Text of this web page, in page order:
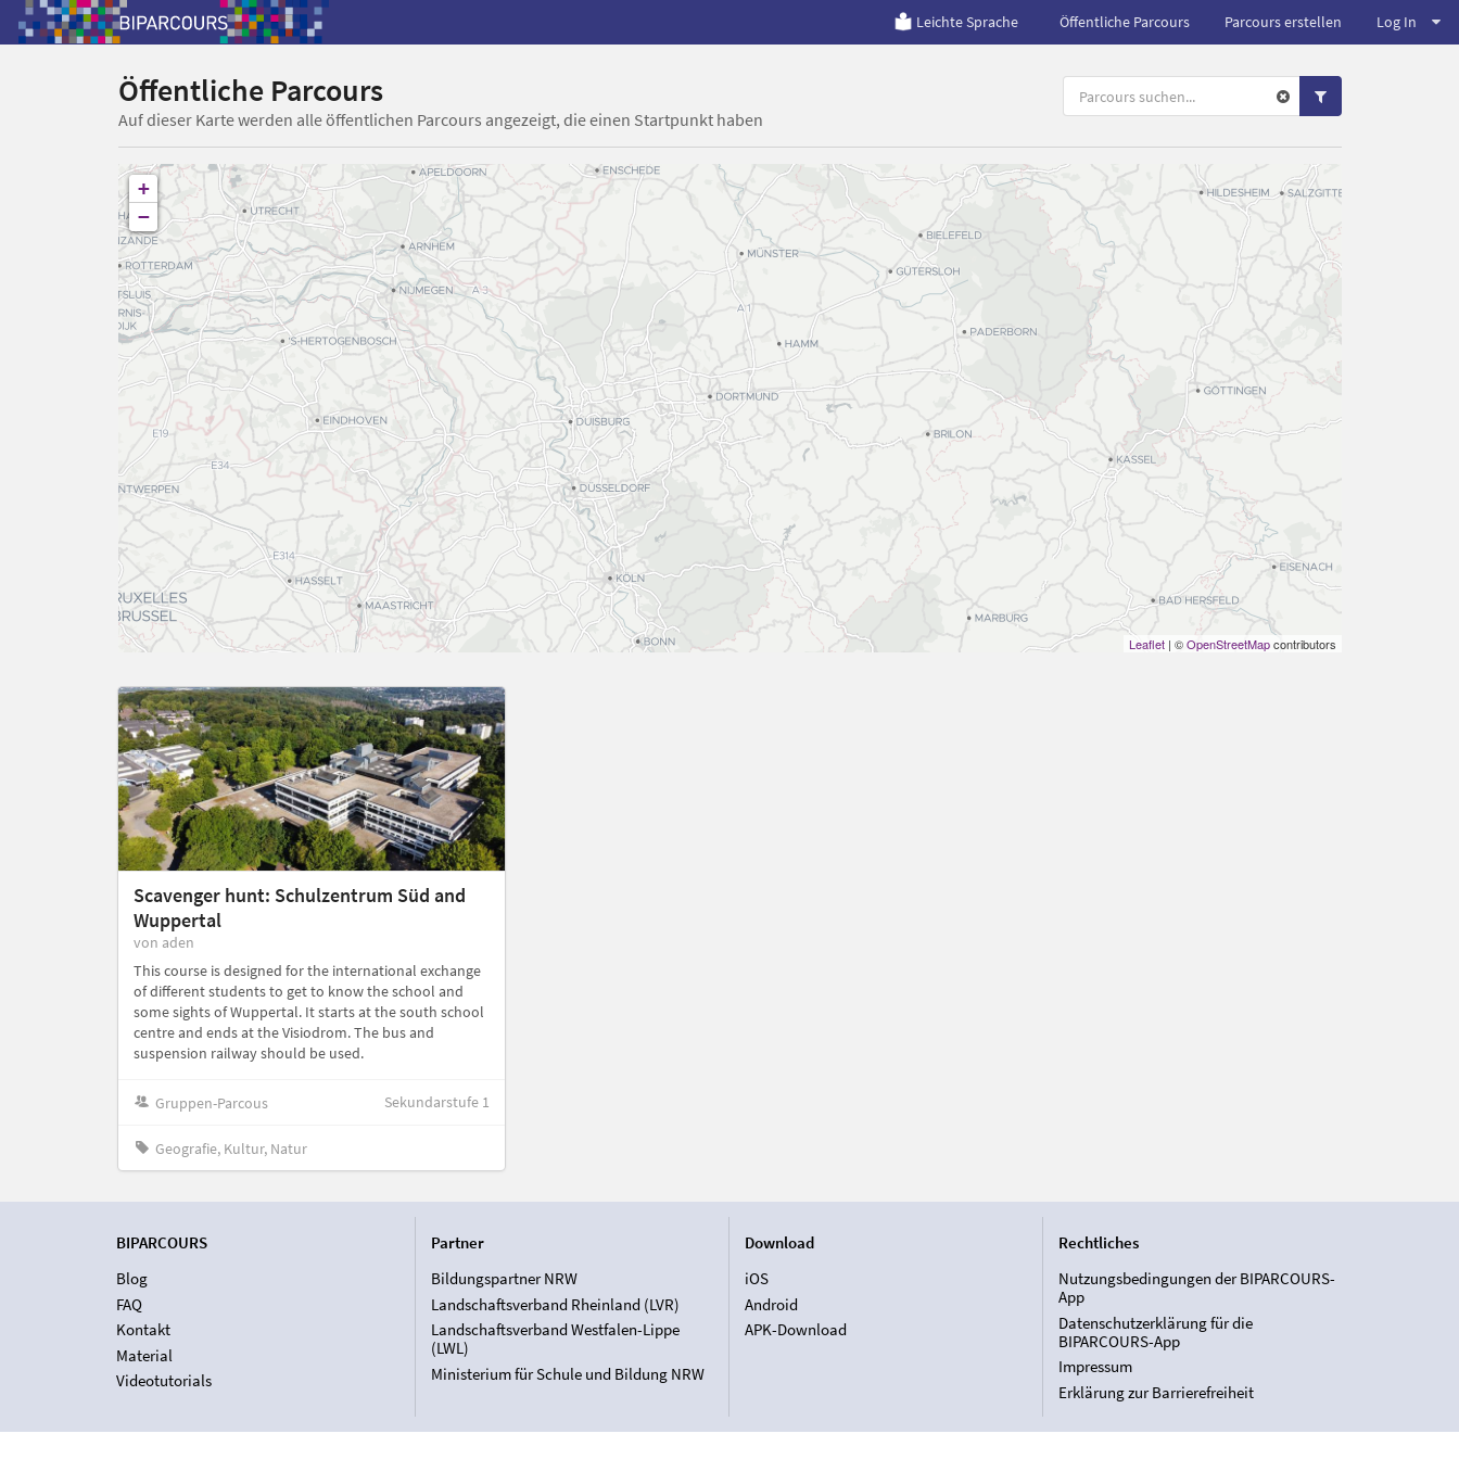
Leichte Sprache Öffentliche Parcours Parcours erstellen Log In
Öffentliche Parcours
Auf dieser Karte werden alle öffentlichen Parcours angezeigt, die einen Startpunkt haben
+
−
Leaflet| ©OpenStreetMapcontributors
Scavenger hunt: Schulzentrum Süd and
Wuppertal
von aden
This course is designed for the international exchange
of different students to get to know the school and
some sights of Wuppertal. It starts at the south school
centre and ends at the Visiodrom. The bus and
suspension railway should be used.
Gruppen-Parcous Sekundarstufe 1
Geografie, Kultur, Natur
BIPARCOURS
Blog
FAQ
Kontakt
Material
Videotutorials
Partner
Bildungspartner NRW
Landschaftsverband Rheinland (LVR)
Landschaftsverband Westfalen-Lippe
(LWL)
Ministerium für Schule und Bildung NRW
Download
iOS
Android
APK-Download
Rechtliches
Nutzungsbedingungen der BIPARCOURS-
App
Datenschutzerklärung für die
BIPARCOURS-App
Impressum
Erklärung zur Barrierefreiheit